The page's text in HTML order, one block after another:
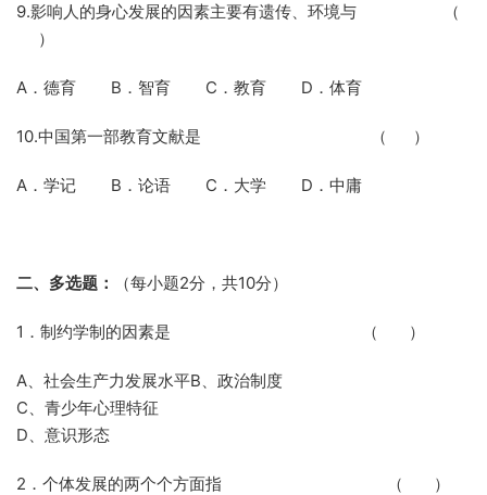
9.影响人的身心发展的因素主要有遗传、环境与
（
）
A．德育 B ．智育 C ．教育 D ．体育
10.中国第一部教育文献是 （ ）
A．学记 B ．论语 C ．大学 D ．中庸
二、多选题： （每小题2分，共10分）
1．制约学制的因素是 （ ）
A、社会生产力发展水平B、政治制度
C、青少年心理特征
D、意识形态
2．个体发展的两个个方面指 （ ）